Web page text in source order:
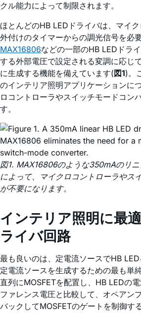
クル能力によって制限されます。
ほとんどのHB LEDドライバは、マイ
外付けのタイマーからの調光信号を必
MAX16806などの一部のHB LEDドラ
する外部電圧で設定される変調に応じ
に生成する機能を備えています( 図1)。
のインテリア照明アプリケーションに
ロコントローラやスイッチモードコン
す。
図1. MAX16806のような350mAのリ
によって、マイクロコントローラやス
が不要になります。
インテリア照明に最
ライバ回路
最も良いのは、定電流ソースでHB LED
定電流ソースを生成するための最も単
直列にMOSFETを配置し、HB LEDの
ファレンス電圧と比較して、オペアン
バックしてMOSFETのゲートを制御す